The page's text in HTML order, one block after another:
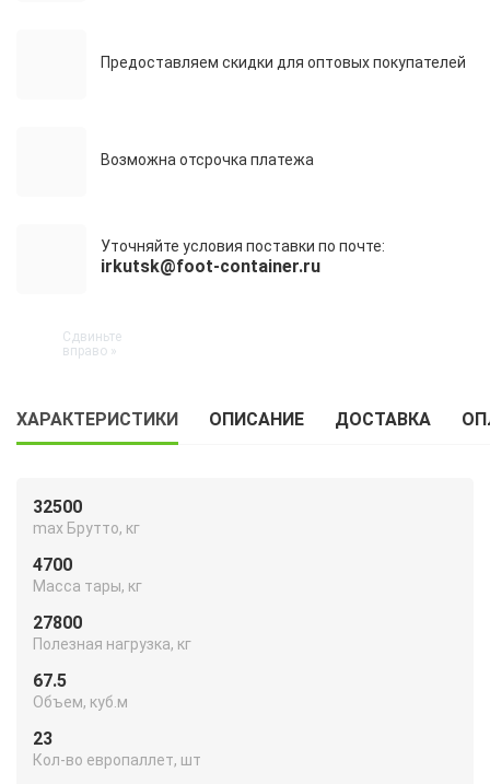
Предоставляем скидки для оптовых покупателей
Возможна отсрочка платежа
Уточняйте условия поставки по почте:
irkutsk@foot-container.ru
ХАРАКТЕРИСТИКИ ОПИСАНИЕ ДОСТАВКА
32500
max Брутто, кг
4700
Масса тары, кг
27800
Полезная нагрузка, кг
67.5
Объем, куб.м
23
Кол-во европаллет, шт